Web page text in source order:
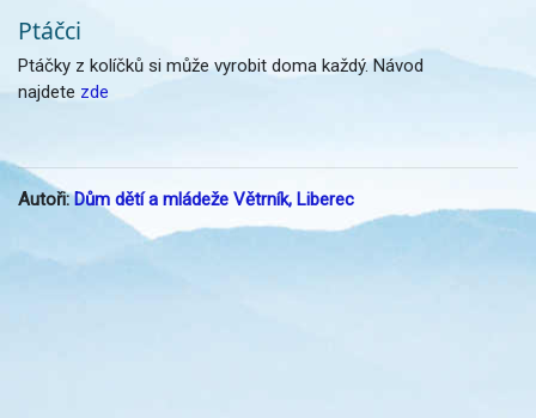
Ptáčci
Ptáčky z kolíčků si může vyrobit doma každý. Návod
najdete zde
Autoři:Dům dětí a mládeže Větrník, Liberec